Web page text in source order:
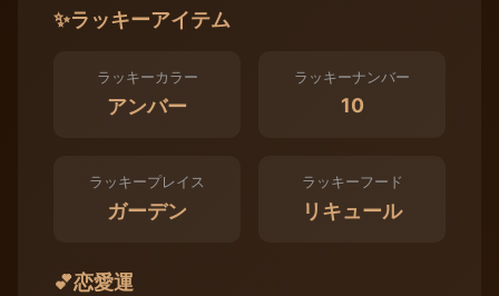
✨ラッキーアイテム
ラッキーカラー
アンバー
ラッキーナンバー
10
ラッキープレイス
ガーデン
ラッキーフード
リキュール
💕恋愛運